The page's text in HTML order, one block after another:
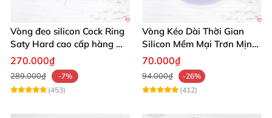
Vòng đeo silicon Cock Ring
Saty Hard cao cấp hàng Mỹ
chất lượng
270.000₫
289.000₫
-7%
(453)
Vòng Kéo Dài Thời Gian
Silicon Mềm Mại Trơn Mịn
Tăng Khoái Cảm
70.000₫
94.000₫
-26%
(412)